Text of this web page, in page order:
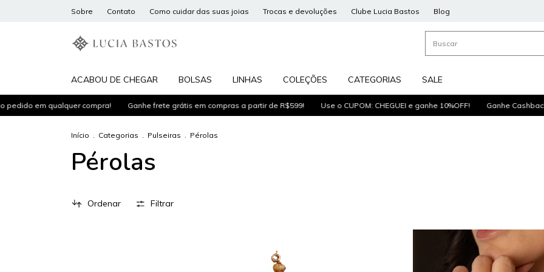
Sobre Contato Como cuidar das suas joias Trocas e devoluções Clube Lucia Bastos Blog
ACABOU DE CHEGAR BOLSAS LINHAS COLEÇÕES CATEGORIAS SALE
em qualquer compra! Ganhe frete grátis em compras a partir de R$599! Use o CUPOM: CHEGUEI e ganhe 10%OFF! Ganhe Cashback
Início . Categorias . Pulseiras . Pérolas
Pérolas
Ordenar Filtrar